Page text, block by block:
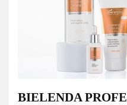
BIELENDA